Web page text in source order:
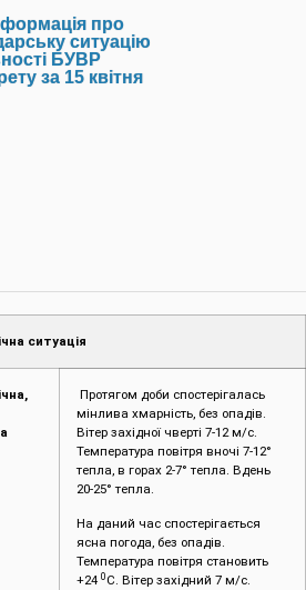
про
ситуацію
БУВР
за 15 квітня
ситуація
Протягом доби спостерігалась
мінлива хмарність, без опадів.
Вітер західної чверті 7-12 м/с.
Температура повітря вночі 7-12°
тепла, в горах 2-7° тепла. Вдень
20-25° тепла.
На даний час спостерігається
ясна погода, без опадів.
Температура повітря становить
+24 0 С. Вітер західний 7 м/с.